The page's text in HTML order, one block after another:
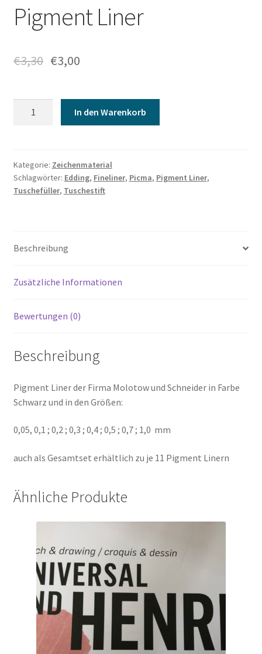
Pigment Liner
€3,30 €3,00
In den Warenkorb
Kategorie: Zeichenmaterial
Schlagwörter: Edding, Fineliner, Picma, Pigment Liner,
Tuschefüller, Tuschestift
Beschreibung
Zusätzliche Informationen
Bewertungen (0)
Beschreibung
Pigment Liner der Firma Molotow und Schneider in Farbe
Schwarz und in den Größen:
0,05, 0,1 ; 0,2 ; 0,3 ; 0,4 ; 0,5 ; 0,7 ; 1,0 mm
auch als Gesamtset erhältlich zu je 11 Pigment Linern
Ähnliche Produkte